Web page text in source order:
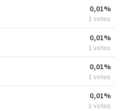
0,01%
1 votos
0,01%
1 votos
0,01%
1 votos
0,01%
1 votos